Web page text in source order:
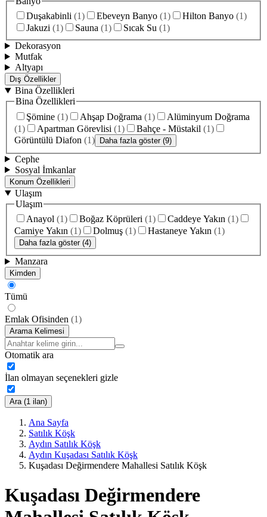
Duşakabinli (1) Ebeveyn Banyo (1) Hilton Banyo (1)
Jakuzi (1) Sauna (1) Sıcak Su (1)
Dekorasyon
Mutfak
Altyapı
Dış Özellikler
Bina Özellikleri
Bina Özellikleri
Şömine (1) Ahşap Doğrama (1)
Alüminyum Doğrama
(1) Apartman Görevlisi (1) Bahçe - Müstakil (1)
Görüntülü Diafon (1) Daha fazla göster (9)
Cephe
Sosyal İmkanlar
Konum Özellikleri
Ulaşım
Ulaşım
Anayol (1) Boğaz Köprüleri (1) Caddeye Yakın (1)
Camiye Yakın (1) Dolmuş (1) Hastaneye Yakın (1)
Daha fazla göster (4)
Manzara
Kimden
Tümü
Emlak Ofisinden (1)
Arama Kelimesi
Otomatik ara
İlan olmayan seçenekleri gizle
Ara (1 ilan)
Ana Sayfa
Satılık Köşk
Aydın Satılık Köşk
Aydın Kuşadası Satılık Köşk
Kuşadası Değirmendere Mahallesi Satılık Köşk
Kuşadası Değirmendere